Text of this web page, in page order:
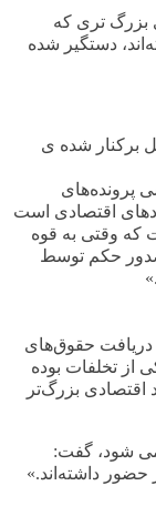
بزرگ تری که
دستگیر شده
برکنار شده ی
پرونده‌های
اقتصادی است
که وقتی به قوه
حکم توسط
دریافت حقوق‌های
از تخلفات بوده
بزرگ‌تر
می شود، گفت:
حضور داشته‌اند.»